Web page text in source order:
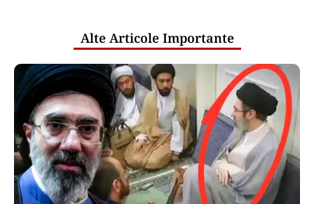
Alte Articole Importante